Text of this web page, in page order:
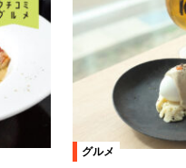
グルメ